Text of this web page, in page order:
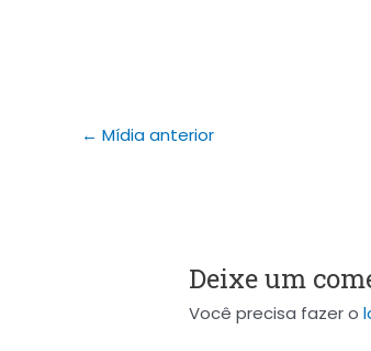
← Mídia anterior
Deixe um
Você precisa fazer o